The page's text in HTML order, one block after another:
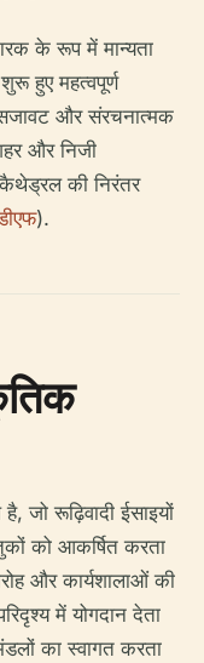
के रूप में मान्यता
हुए महत्वपूर्ण
सजावट और संरचनात्मक
और निजी
कैथेड्रल की निरंतर
).
जो रूढ़िवादी ईसाइयों
को आकर्षित करता
और कार्यशालाओं की
में योगदान देता
का स्वागत करता